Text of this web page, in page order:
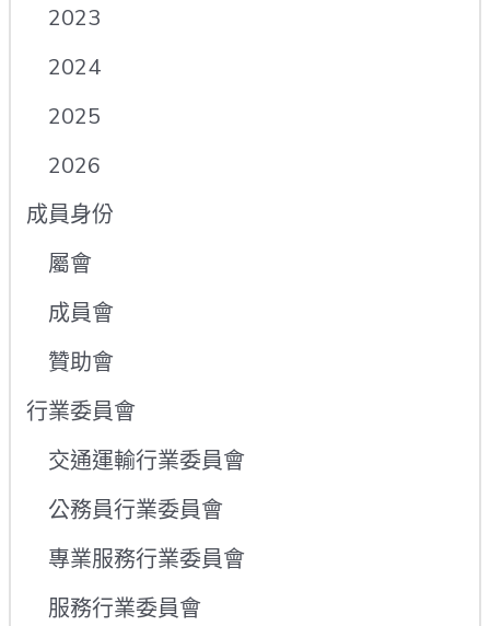
2023
2024
2025
2026
成員身份
屬會
成員會
贊助會
行業委員會
交通運輸行業委員會
公務員行業委員會
專業服務行業委員會
服務行業委員會